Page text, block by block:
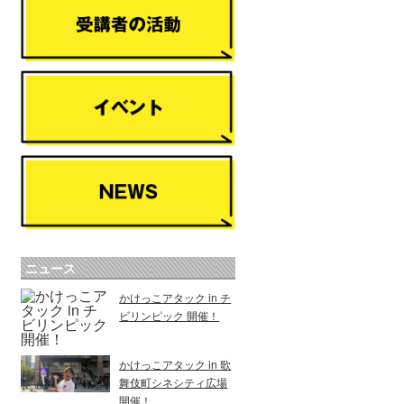
ニュース
かけっこアタック in チ
ビリンピック 開催！
かけっこアタック in 歌
舞伎町シネシティ広場
開催！